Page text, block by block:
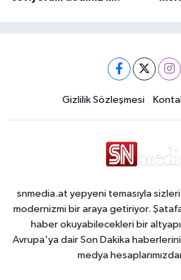
Gizlilik Sözleşmesi
snmedia.at yepyeni temasıyla
modernizmi bir araya getiriyor.
haber okuyabilecekleri bir
Avrupa'ya dair Son Dakika haberlerini
medya